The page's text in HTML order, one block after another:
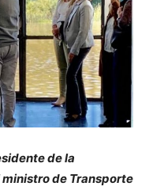
de la
ministro de Transporte